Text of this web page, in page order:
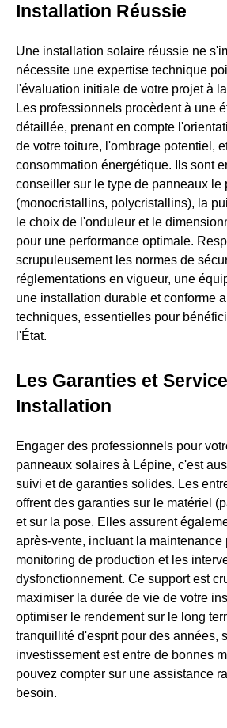
Installation Réussie
Une installation solaire réussie ne
nécessite une expertise technique
l'évaluation initiale de votre projet à
Les professionnels procèdent à une
détaillée, prenant en compte
de votre toiture, l'ombrage potentiel,
consommation énergétique. Ils sont
conseiller sur le type de panneaux le
(monocristallins, polycristallins), la
le choix de l'onduleur et le
pour une performance optimale.
scrupuleusement les normes de
réglementations en vigueur, une
une installation durable et conforme
techniques, essentielles pour
l'État.
Les Garanties et
Installation
Engager des professionnels pour
panneaux solaires à Lépine, c'est
suivi et de garanties solides. Les
offrent des garanties sur le matériel
et sur la pose. Elles assurent
après-vente, incluant la maintenance
monitoring de production et les
dysfonctionnement. Ce support est
maximiser la durée de vie de votre
optimiser le rendement sur le long
tranquillité d'esprit pour des années,
investissement est entre de bonnes
pouvez compter sur une assistance
besoin.